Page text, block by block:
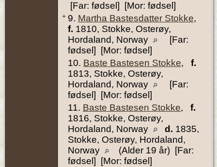
[Far: fødsel] [Mor: fødsel]
+ 9. Martha Bastesdatter Stokke,
f. 1810, Stokke, Osterøy,
Hordaland, Norway
[Far:
fødsel] [Mor: fødsel]
10. Baste Bastesen Stokke, f.
1813, Stokke, Osterøy,
Hordaland, Norway
[Far:
fødsel] [Mor: fødsel]
11. Baste Bastesen Stokke, f.
1816, Stokke, Osterøy,
Hordaland, Norway
d. 1835,
Stokke, Osterøy, Hordaland,
Norway
(Alder 19 år) [Far:
fødsel] [Mor: fødsel]